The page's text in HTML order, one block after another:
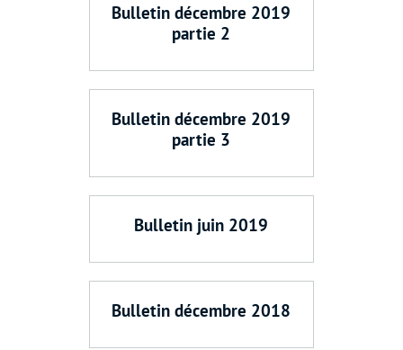
Bulletin décembre 2019
partie 2
Bulletin décembre 2019
partie 3
Bulletin juin 2019
Bulletin décembre 2018